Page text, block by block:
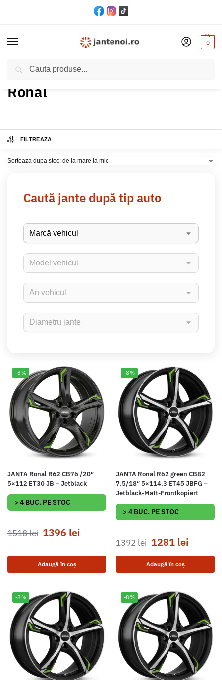
0
Acasă Produs Brand / Ronal
Ronal
FILTREAZA
Caută jante după tip auto
-8%
JANTA Ronal R62 CB76 /20″
5×112 ET30 JB – Jetblack
> 4 BUC. PE STOC
1518lei 1396 lei
Adaugă în coș
-8%
JANTA Ronal R62 green CB82
7.5/18″ 5×114.3 ET45 JBFG –
Jetblack-Matt-Frontkopiert
> 4 BUC. PE STOC
1392lei 1281 lei
Adaugă în coș
-8% -8%